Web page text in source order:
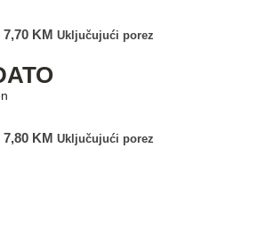
7,70 KM Uključujući porez
7,80 KM Uključujući porez